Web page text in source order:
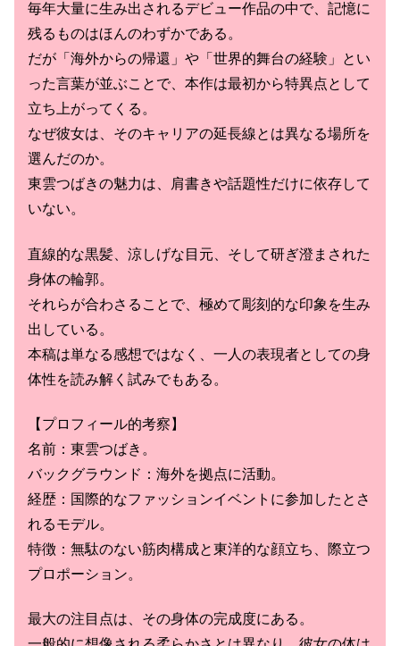
毎年大量に生み出されるデビュー作品の中で、記憶に
残るものはほんのわずかである。
だが「海外からの帰還」や「世界的舞台の経験」とい
った言葉が並ぶことで、本作は最初から特異点として
立ち上がってくる。
なぜ彼女は、そのキャリアの延長線とは異なる場所を
選んだのか。
東雲つばきの魅力は、肩書きや話題性だけに依存して
いない。
直線的な黒髪、涼しげな目元、そして研ぎ澄まされた
身体の輪郭。
それらが合わさることで、極めて彫刻的な印象を生み
出している。
本稿は単なる感想ではなく、一人の表現者としての身
体性を読み解く試みでもある。
【プロフィール的考察】
名前：東雲つばき。
バックグラウンド：海外を拠点に活動。
経歴：国際的なファッションイベントに参加したとさ
れるモデル。
特徴：無駄のない筋肉構成と東洋的な顔立ち、際立つ
プロポーション。
最大の注目点は、その身体の完成度にある。